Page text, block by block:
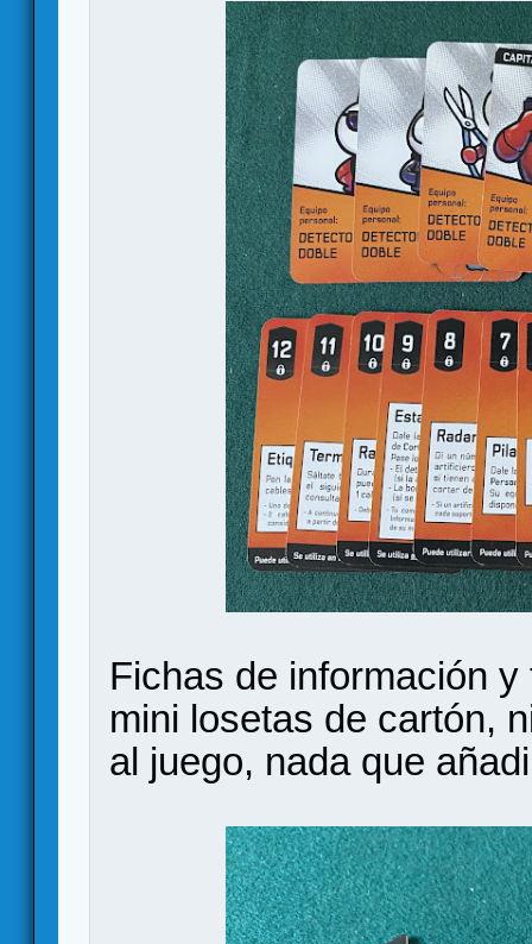
Fichas de información
mini losetas de cartón,
al juego, nada que